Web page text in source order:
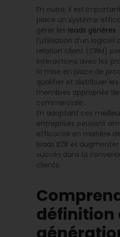
En outre, il est
place un système
gérer les leads générés
l’utilisation d’un logiciel
relation client (CRM)
interactions avec les
la mise en place de
qualifier et distribuer les
membres appropriés de
commerciale.
En adoptant ces
entreprises peuvent
efficacité en matière
leads B2B et
succès dans la
clients.
définition